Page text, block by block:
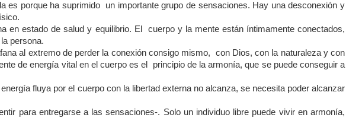
es porque ha suprimido un importante grupo de sensaciones. Hay una desconexión y
en estado de salud y equilibrio. El cuerpo y la mente están íntimamente conectados,
persona.
al extremo de perder la conexión consigo mismo, con Dios, con la naturaleza y con
de energía vital en el cuerpo es el principio de la armonía, que se puede conseguir a
fluya por el cuerpo con la libertad externa no alcanza, se necesita poder alcanzar
para entregarse a las sensaciones-. Solo un individuo libre puede vivir en armonía,